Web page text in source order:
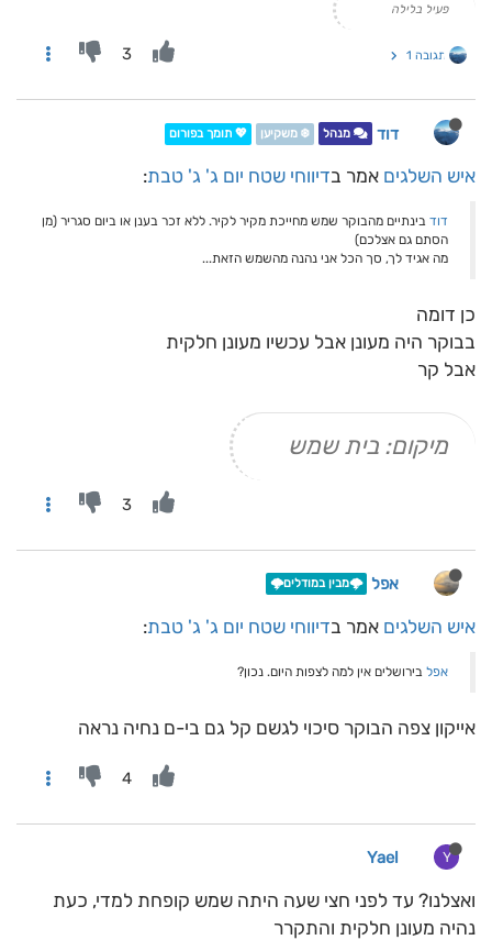
פעיל בלילה
תגובה 1 3
דוד מנהל ❄️ משקיען 💖 תומך בפורום
איש השלגים אמר בדיווחי שטח יום ג' ג' טבת:
דוד בינתיים מהבוקר שמש מחייכת מקיר לקיר. ללא זכר בענן או ביום סגריר (מן
הסתם גם אצלכם)
מה אגיד לך, סך הכל אני נהנה מהשמש הזאת...
כן דומה
בבוקר היה מעונן אבל עכשיו מעונן חלקית
אבל קר
מיקום: בית שמש
3
אפל 🌩️מבין במודלים🌩️
איש השלגים אמר בדיווחי שטח יום ג' ג' טבת:
אפל בירושלים אין למה לצפות היום. נכון?
אייקון צפה הבוקר סיכוי לגשם קל גם בי-ם נחיה נראה
4
Y
Yael
ואצלנו? עד לפני חצי שעה היתה שמש קופחת למדי, כעת
נהיה מעונן חלקית והתקרר